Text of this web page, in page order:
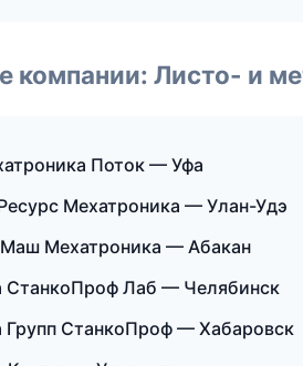
компании: Листо- и
Поток — Уфа
Мехатроника — Улан-Удэ
Мехатроника — Абакан
СтанкоПроф Лаб — Челябинск
Групп СтанкоПроф — Хабаровск